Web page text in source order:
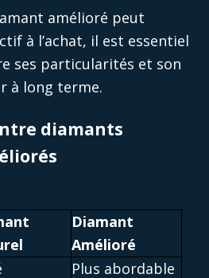
amélioré peut
à l’achat, il est essentiel
ses particularités et son
à long terme.
diamants
Diamant
Amélioré
Plus abordable